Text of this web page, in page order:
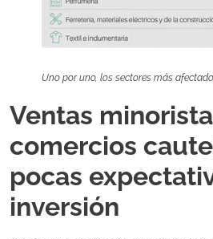
Uno por uno, los sectores más
Ventas
comercios
pocas
inversión